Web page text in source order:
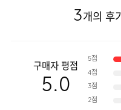
3개의 후기
구매자 평점
5.0
5점
4점
3점
2점